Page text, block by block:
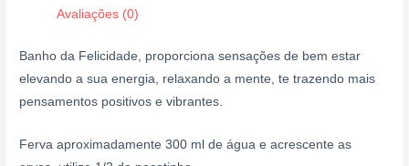
Avaliações (0)
Banho da Felicidade, proporciona sensações de bem estar
elevando a sua energia, relaxando a mente, te trazendo mais
pensamentos positivos e vibrantes.
Ferva aproximadamente 300 ml de água e acrescente as